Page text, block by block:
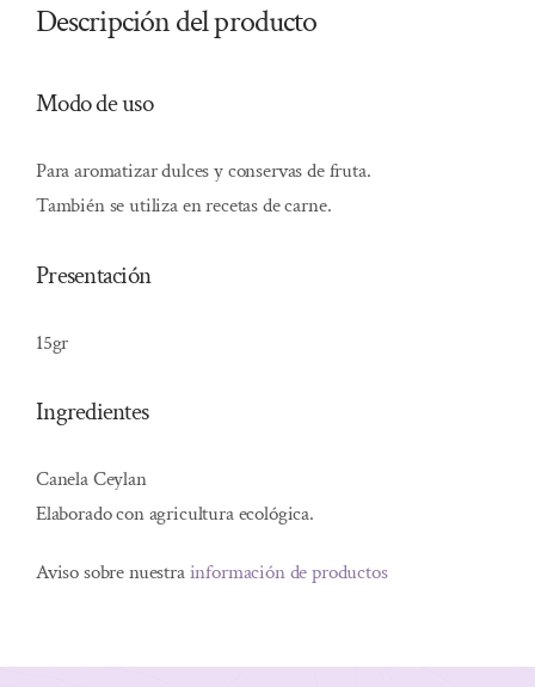
Descripción del producto
Modo de uso
Para aromatizar dulces y conservas de fruta.
También se utiliza en recetas de carne.
Presentación
15gr
Ingredientes
Canela Ceylan
Elaborado con agricultura ecológica.
Aviso sobre nuestrainformación de productos